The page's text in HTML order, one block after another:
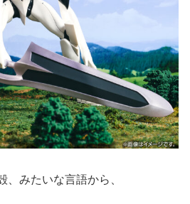
、みたいな言語から、